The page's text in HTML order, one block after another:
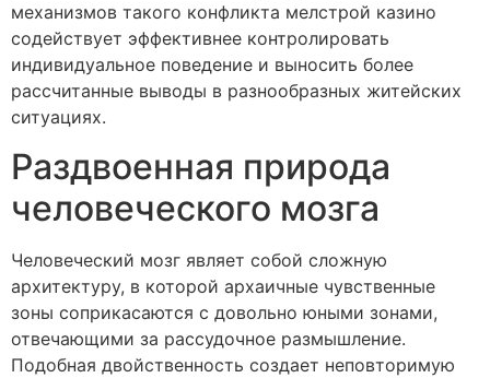
механизмов такого конфликта мелстрой казино
содействует эффективнее контролировать
индивидуальное поведение и выносить более
рассчитанные выводы в разнообразных житейских
ситуациях.
Раздвоенная природа
человеческого мозга
Человеческий мозг являет собой сложную
архитектуру, в которой архаичные чувственные
зоны соприкасаются с довольно юными зонами,
отвечающими за рассудочное размышление.
Подобная двойственность создает неповторимую